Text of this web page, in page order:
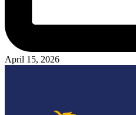
April 15, 2026